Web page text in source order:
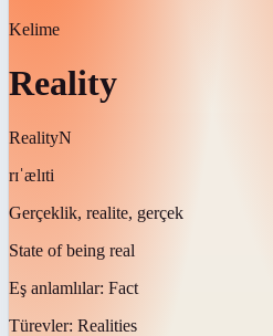
Kelime
Reality
RealityN
rɪˈælɪti
Gerçeklik, realite, gerçek
State of being real
Eş anlamlılar: Fact
Türevler: Realities